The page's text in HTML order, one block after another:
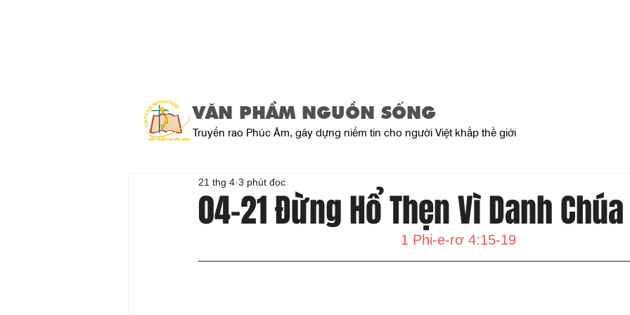
VĂN PHẨM NGUỒN SỐNG
Truyền rao Phúc Âm, gây dựng niềm tin cho người Việt khắp thế giới
04-21 Đừng Hổ Thẹn Vì Danh Chúa
21 thg 4 3 phút đọc
1 Phi-e-rơ 4:15-19